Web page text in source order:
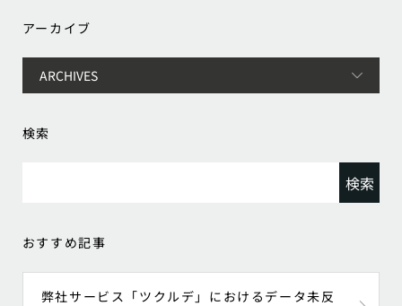
アーカイブ
検索
おすすめ記事
弊社サービス「ツクルデ」におけるデータ未反